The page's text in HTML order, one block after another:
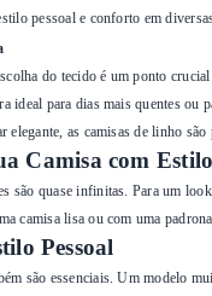
pessoal e conforto em
do tecido é um ponto
ideal para dias mais quentes
elegante, as camisas de linho
Camisa com Estilo
são quase infinitas. Para um
camisa lisa ou com uma
Pessoal
são essenciais. Um modelo